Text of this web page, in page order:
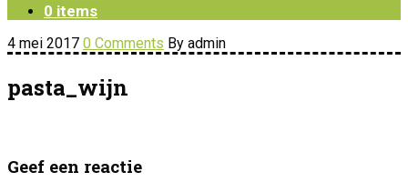
0 items
4 mei 2017 0 Comments By admin
pasta_wijn
Geef een reactie